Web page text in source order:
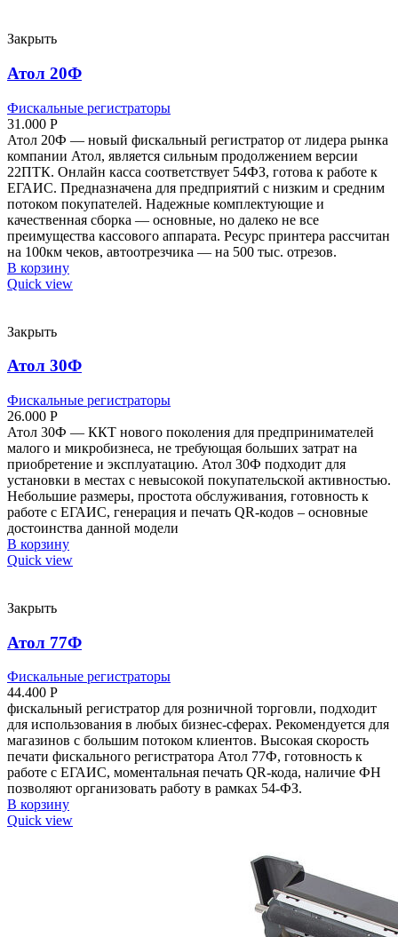
Закрыть
Атол 20Ф
Фискальные регистраторы
31.000 Р
Атол 20Ф — новый фискальный регистратор от лидера рынка
компании Атол, является сильным продолжением версии
22ПТК. Онлайн касса соответствует 54ФЗ, готова к работе к
ЕГАИС. Предназначена для предприятий с низким и средним
потоком покупателей. Надежные комплектующие и
качественная сборка — основные, но далеко не все
преимущества кассового аппарата. Ресурс принтера рассчитан
на 100км чеков, автоотрезчика — на 500 тыс. отрезов.
В корзину
Quick view
Закрыть
Атол 30Ф
Фискальные регистраторы
26.000 Р
Атол 30Ф — ККТ нового поколения для предпринимателей
малого и микробизнеса, не требующая больших затрат на
приобретение и эксплуатацию. Атол 30Ф подходит для
установки в местах с невысокой покупательской активностью.
Небольшие размеры, простота обслуживания, готовность к
работе с ЕГАИС, генерация и печать QR-кодов – основные
достоинства данной модели
В корзину
Quick view
Закрыть
Атол 77Ф
Фискальные регистраторы
44.400 Р
фискальный регистратор для розничной торговли, подходит
для использования в любых бизнес-сферах. Рекомендуется для
магазинов с большим потоком клиентов. Высокая скорость
печати фискального регистратора Атол 77Ф, готовность к
работе с ЕГАИС, моментальная печать QR-кода, наличие ФН
позволяют организовать работу в рамках 54-ФЗ.
В корзину
Quick view